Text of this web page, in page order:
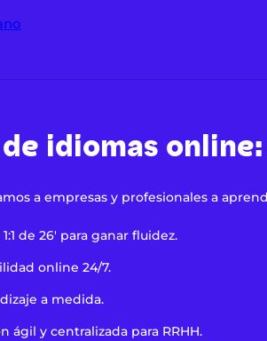
idiomas
a empresas y profesionales a
1:1 de 26' para ganar fluidez.
online 24/7.
a medida.
ágil y centralizada para RRHH.